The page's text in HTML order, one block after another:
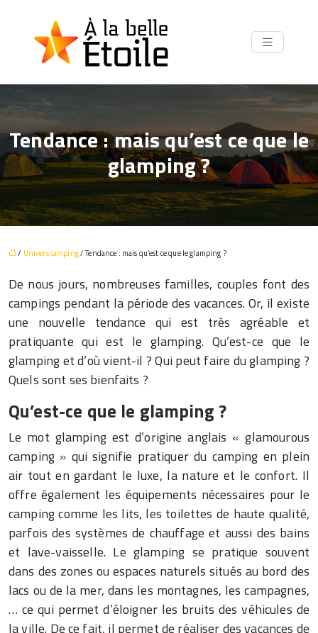
Tendance : mais qu’est ce que le
glamping ?
/ Univers camping/ Tendance : mais qu’est ce que le glamping ?
De nous jours, nombreuses familles, couples font des
campings pendant la période des vacances. Or, il existe
une nouvelle tendance qui est très agréable et
pratiquante qui est le glamping. Qu’est-ce que le
glamping et d’où vient-il ? Qui peut faire du glamping ?
Quels sont ses bienfaits ?
Qu’est-ce que le glamping ?
Le mot glamping est d’origine anglais « glamourous
camping » qui signifie pratiquer du camping en plein
air tout en gardant le luxe, la nature et le confort. Il
offre également les équipements nécessaires pour le
camping comme les lits, les toilettes de haute qualité,
parfois des systèmes de chauffage et aussi des bains
et lave-vaisselle. Le glamping se pratique souvent
dans des zones ou espaces naturels situés au bord des
lacs ou de la mer, dans les montagnes, les campagnes,
… ce qui permet d’éloigner les bruits des véhicules de
la ville. De ce fait, il permet de réaliser des vacances de